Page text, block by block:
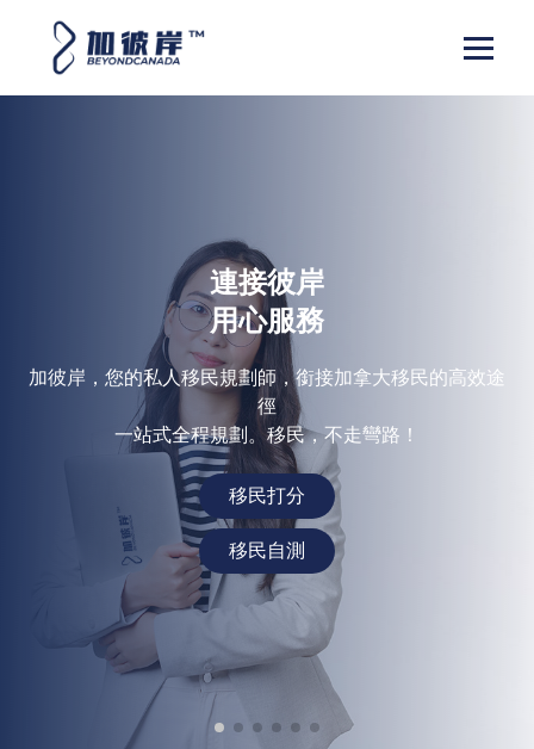
加彼岸，您的私人移民規劃師，銜接加拿大移民的高效途
徑
一站式全程規劃。移民，不走彎路！
移民打分
移民自測
連接彼岸
用心服務
加彼岸，您的私人移民規劃師，銜接加拿大移民的高效途
徑
一站式全程規劃。移民，不走彎路！
移民打分
移民自測